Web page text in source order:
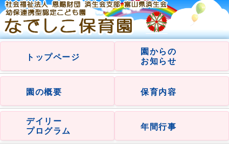
トップページ
園からの
お知らせ
園の概要 保育内容
デイリー
プログラム
年間行事